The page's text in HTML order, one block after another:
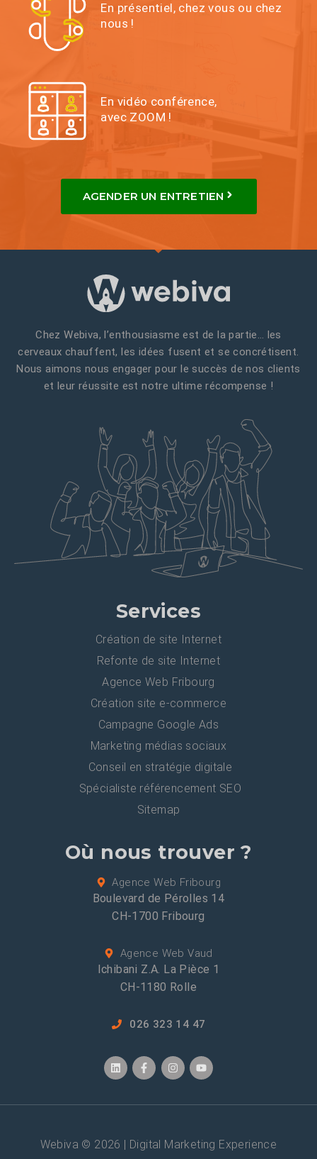
En présentiel, chez vous ou chez
nous !
En vidéo conférence,
avec ZOOM !
AGENDER UN ENTRETIEN
Chez Webiva, l’enthousiasme est de la partie… les
cerveaux chauffent, les idées fusent et se concrétisent.
Nous aimons nous engager pour le succès de nos clients
et leur réussite est notre ultime récompense !
Services
Création de site Internet
Refonte de site Internet
Agence Web Fribourg
Création site e-commerce
Campagne Google Ads
Marketing médias sociaux
Conseil en stratégie digitale
Spécialiste référencement SEO
Sitemap
Où nous trouver ?
Agence Web Fribourg
Boulevard de Pérolles 14
CH-1700 Fribourg
Agence Web Vaud
Ichibani Z.A. La Pièce 1
CH-1180 Rolle
026 323 14 47
Webiva © 2026 | Digital Marketing Experience